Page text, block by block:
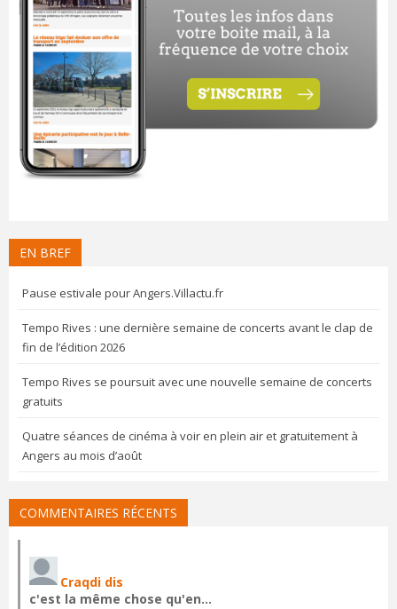
EN BREF
Pause estivale pour Angers.Villactu.fr
Tempo Rives : une dernière semaine de concerts avant le clap de
fin de l’édition 2026
Tempo Rives se poursuit avec une nouvelle semaine de concerts
gratuits
Quatre séances de cinéma à voir en plein air et gratuitement à
Angers au mois d’août
COMMENTAIRES RÉCENTS
Craqdi dis
c'est la même chose qu'en…